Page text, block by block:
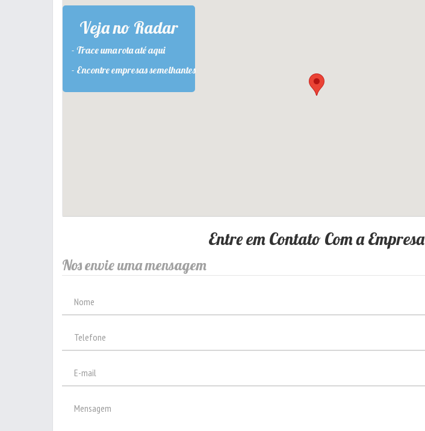
Veja no Radar
- Trace uma rota até aqui
- Encontre empresas semelhantes
Entre em Contato Com a Empresa
Nos envie uma mensagem